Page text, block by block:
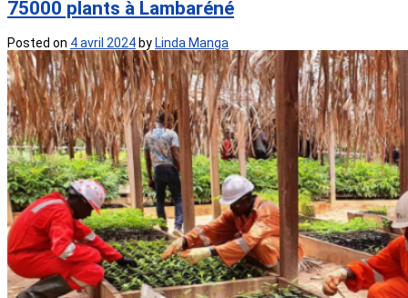
75000 plants à Lambaréné
Posted on 4 avril 2024byLinda Manga